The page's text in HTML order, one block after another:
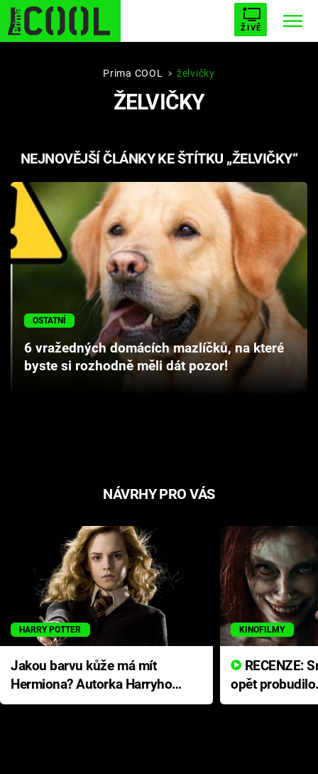
ŽIVĚ
STARHOUSE BUFFY, PŘEMOŽITELKA UPÍRŮ
PLNEJ KOTEL AVENGERS 5
Témata
Filmy
Seriály
Cool Esport
Pořady
Prima COOL želvičky
ŽELVIČKY
NEJNOVĚJŠÍ ČLÁNKY KE ŠTÍTKU „ŽELVIČKY“
OSTATNÍ
6 vražedných domácích mazlíčků, na které
byste si rozhodně měli dát pozor!
NÁVRHY PRO VÁS
HARRY POTTER
Jakou barvu kůže má mít
Hermiona? Autorka Harryho
Pottera přišla s ráznou
KINOFILMY
opět
přichází s